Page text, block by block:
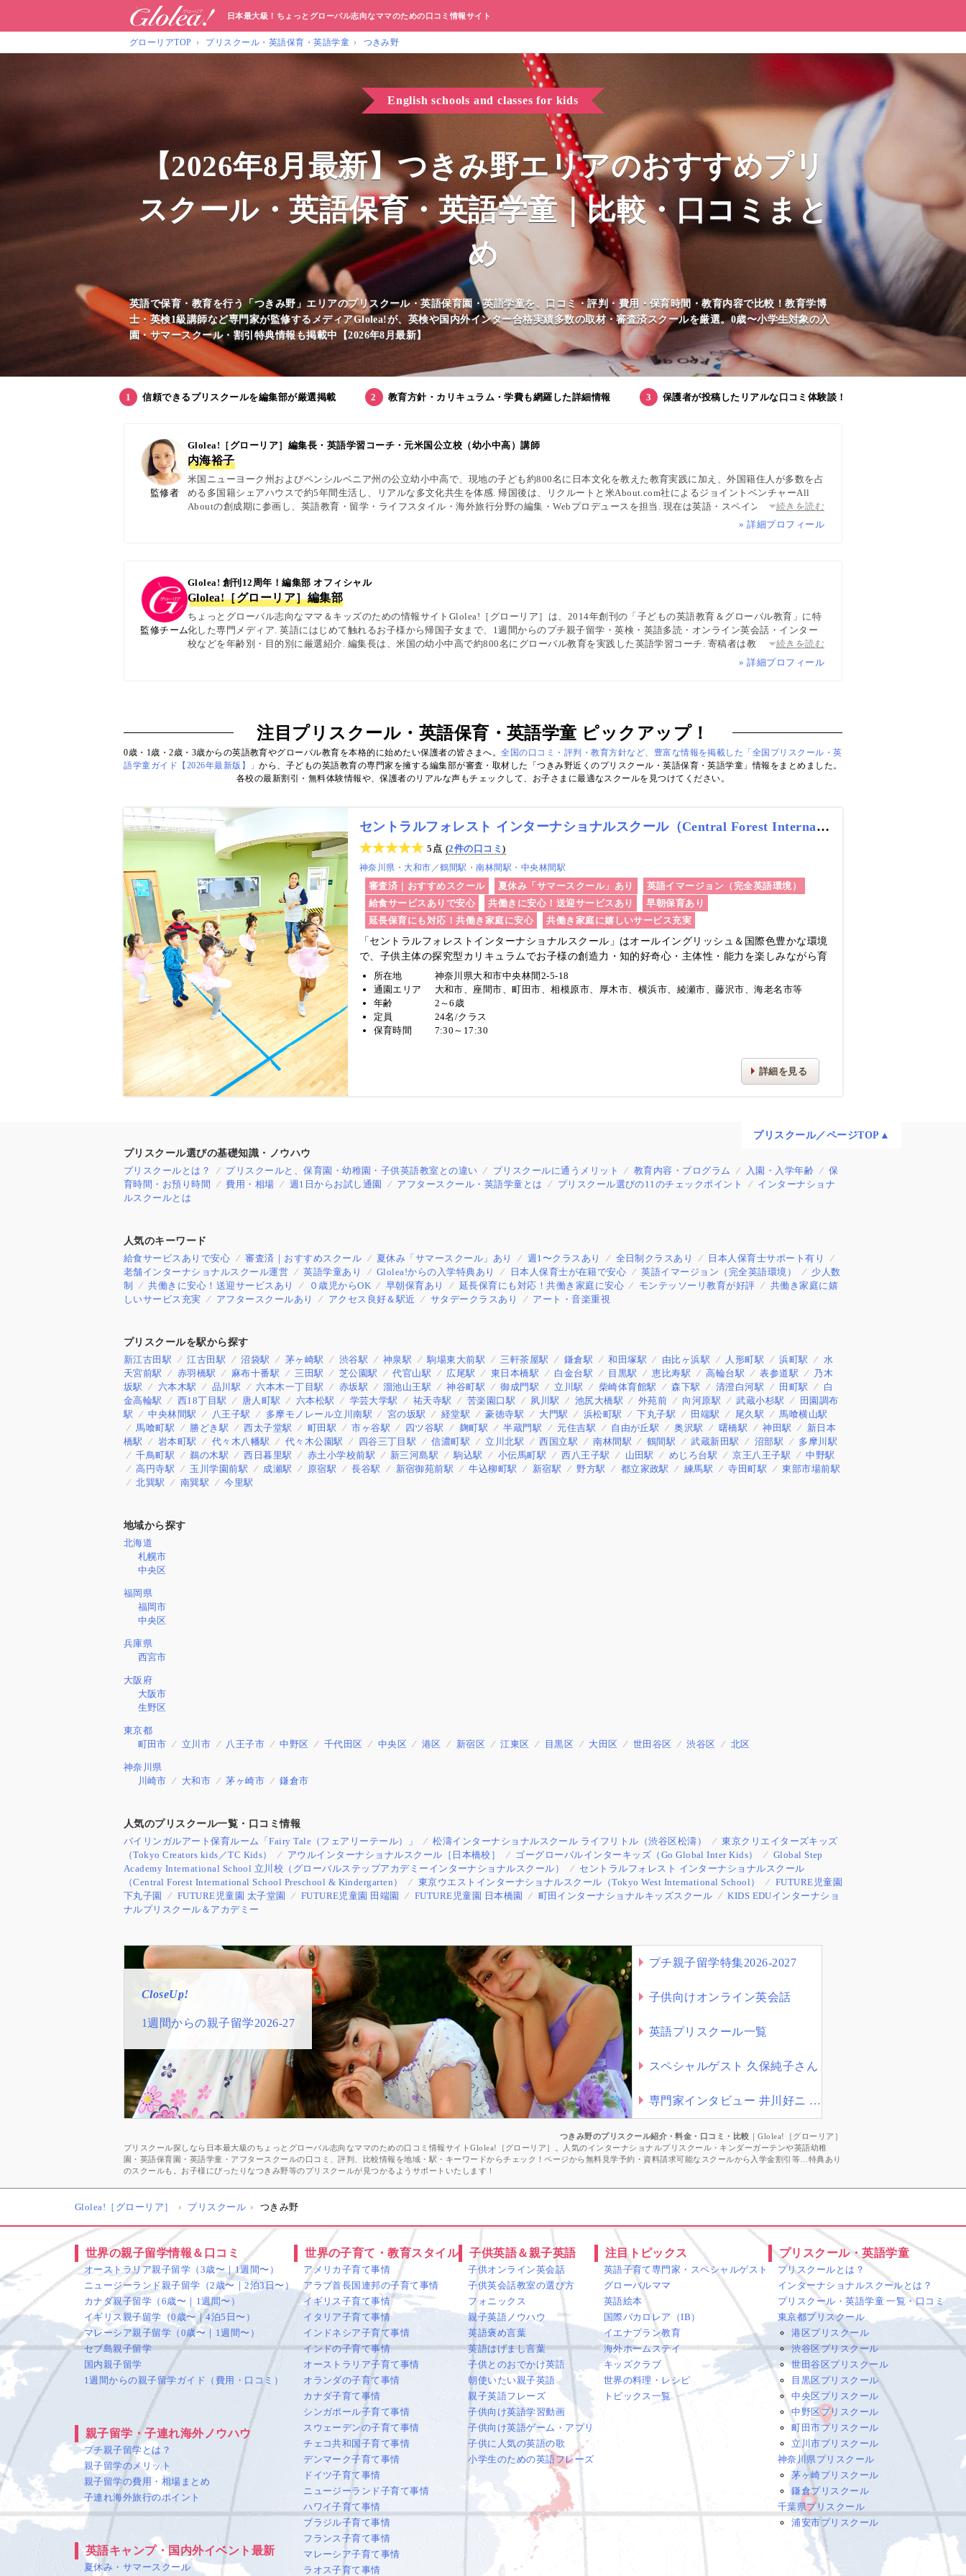
日本最大級！ちょっとグローバル志向なママのための口コミ情報サイト
グローリアTOP プリスクール・英語保育・英語学童 つきみ野
English schools and classes for kids
【2026年8月最新】つきみ野エリアのおすすめプリ
スクール・英語保育・英語学童｜比較・口コミまと
め
英語で保育・教育を行う「つきみ野」エリアのプリスクール・英語保育園・英語学童を、口コミ・評判・費用・保育時間・教育内容で比較！教育学博
士・英検1級講師など専門家が監修するメディアGlolea!が、英検や国内外インター合格実績多数の取材・審査済スクールを厳選。0歳〜小学生対象の入
園・サマースクール・割引特典情報も掲載中【2026年8月最新】
信頼できるプリスクールを編集部が厳選掲載 教育方針・カリキュラム・学費も網羅した詳細情報 保護者が投稿したリアルな口コミ体験談！
監修者
Glolea!［グローリア］編集長・英語学習コーチ・元米国公立校（幼小中高）講師
内海裕子
米国ニューヨーク州およびペンシルベニア州の公立幼小中高で、現地の子ども約800名に日本文化を教えた教育実践に加え、外国籍住人が多数を占
める多国籍シェアハウスで約5年間生活し、リアルな多文化共生を体感. 帰国後は、リクルートと米About.com社によるジョイントベンチャーAll
Aboutの創成期に参画し、英語教育・留学・ライフスタイル・海外旅行分野の編集・Webプロデュースを担当. 現在は英語・スペイン語・中国語・
日本語の4言語を駆使し、世界中の女性や母親と対話・取材を継続. 親子留学、バイリンガル育児、おうち英語、子どもオンライン英会話に関する
続きを読む
» 詳細プロフィール
監修チーム
Glolea! 創刊12周年！編集部 オフィシャル
Glolea!［グローリア］編集部
ちょっとグローバル志向なママ＆キッズのための情報サイトGlolea!［グローリア］は、2014年創刊の「子どもの英語教育＆グローバル教育」に特
化した専門メディア. 英語にはじめて触れるお子様から帰国子女まで、1週間からのプチ親子留学・英検・英語多読・オンライン英会話・インター
校などを年齢別・目的別に厳選紹介. 編集長は、米国の幼小中高で約800名にグローバル教育を実践した英語学習コーチ. 寄稿者は教育学博士、イン
ター校経営者、子ども向けの英検1級・TOEIC・TOEFL・IELTS指導者、海外で子育て中のワーキングママなど多様な専門家が多数. 日経・AERA
続きを読む
» 詳細プロフィール
注目プリスクール・英語保育・英語学童 ピックアップ！
0歳・1歳・2歳・3歳からの英語教育やグローバル教育を本格的に始めたい保護者の皆さまへ。全国の口コミ・評判・教育方針など、豊富な情報を掲載した「全国プリスクール・英
語学童ガイド【2026年最新版】」から、子どもの英語教育の専門家を擁する編集部が審査・取材した「つきみ野近くのプリスクール・英語保育・英語学童」情報をまとめました。
各校の最新割引・無料体験情報や、保護者のリアルな声もチェックして、お子さまに最適なスクールを見つけてください。
セントラルフォレスト インターナショナルスクール（Central Forest International School Preschool & Kindergarten）
5点 2件の口コミ
神奈川県 大和市 ／鶴間駅 南林間駅 中央林間駅
審査済｜おすすめスクール 夏休み「サマースクール」あり
英語イマージョン（完全英語環境）
給食サービスありで安心
共働きに安心！送迎サービスあり
早朝保育あり
延長保育にも対応！共働き家庭に安心
共働き家庭に嬉しいサービス充実
「セントラルフォレストインターナショナルスクール」はオールイングリッシュ＆国際色豊かな環境
で、子供主体の探究型カリキュラムでお子様の創造力・知的好奇心・主体性・能力を楽しみながら育
むプリスクール・キンダーガーテンです。
所在地
神奈川県大和市中央林間2-5-18
通園エリア
大和市、座間市、町田市、相模原市、厚木市、横浜市、綾瀬市、藤沢市、海老名市等
年齢
2～6歳
定員
24名/クラス
保育時間
7:30～17:30
詳細を見る
プリスクール／ページTOP▲
プリスクール選びの基礎知識・ノウハウ
プリスクールとは？
プリスクールと、保育園・幼稚園・子供英語教室との違い プリスクールに通うメリット 教育内容・プログラム 入園・入学年齢
保
育時間・お預り時間
費用・相場 週1日からお試し通園 アフタースクール・英語学童とは プリスクール選びの11のチェックポイント
インターナショナ
ルスクールとは
人気のキーワード
給食サービスありで安心
審査済｜おすすめスクール 夏休み「サマースクール」あり 週1〜クラスあり 全日制クラスあり
日本人保育士サポート有り
老舗インターナショナルスクール運営
英語学童あり Glolea!からの入学特典あり 日本人保育士が在籍で安心 英語イマージョン（完全英語環境）
少人数
制
共働きに安心！送迎サービスあり ０歳児からOK 早朝保育あり 延長保育にも対応！共働き家庭に安心 モンテッソーリ教育が好評
共働き家庭に嬉
しいサービス充実
アフタースクールあり アクセス良好＆駅近 サタデークラスあり アート・音楽重視
プリスクールを駅から探す
新江古田駅
江古田駅 沼袋駅 茅ヶ崎駅 渋谷駅 神泉駅 駒場東大前駅 三軒茶屋駅 鎌倉駅 和田塚駅 由比ヶ浜駅 人形町駅 浜町駅
水
天宮前駅
赤羽橋駅 麻布十番駅 三田駅 芝公園駅 代官山駅 広尾駅 東日本橋駅 白金台駅 目黒駅 恵比寿駅 高輪台駅 表参道駅
乃木
坂駅
六本木駅 品川駅 六本木一丁目駅 赤坂駅 溜池山王駅 神谷町駅 御成門駅 立川駅 柴崎体育館駅 森下駅 清澄白河駅 田町駅
白
金高輪駅
西18丁目駅 唐人町駅 六本松駅 学芸大学駅 祐天寺駅 苦楽園口駅 夙川駅 池尻大橋駅 外苑前 向河原駅 武蔵小杉駅
田園調布
駅
中央林間駅 八王子駅 多摩モノレール立川南駅 宮の坂駅 経堂駅 豪徳寺駅 大門駅 浜松町駅 下丸子駅 田端駅 尾久駅
馬喰横山駅
馬喰町駅
勝どき駅 西太子堂駅 町田駅 市ヶ谷駅 四ツ谷駅 麹町駅 半蔵門駅 元住吉駅 自由が丘駅 奥沢駅 曙橋駅 神田駅
新日本
橋駅
岩本町駅 代々木八幡駅 代々木公園駅 四谷三丁目駅 信濃町駅 立川北駅 西国立駅 南林間駅 鶴間駅 武蔵新田駅 沼部駅
多摩川駅
千鳥町駅
鵜の木駅 西日暮里駅 赤土小学校前駅 新三河島駅 駒込駅 小伝馬町駅 西八王子駅 山田駅 めじろ台駅 京王八王子駅
中野駅
高円寺駅
玉川学園前駅 成瀬駅 原宿駅 長谷駅 新宿御苑前駅 牛込柳町駅 新宿駅 野方駅 都立家政駅 練馬駅 寺田町駅
東部市場前駅
北巽駅
南巽駅 今里駅
地域から探す
北海道
札幌市
中央区
福岡県
福岡市
中央区
兵庫県
西宮市
大阪府
大阪市
生野区
東京都
町田市
立川市 八王子市 中野区 千代田区 中央区 港区 新宿区 江東区 目黒区 大田区 世田谷区 渋谷区 北区
神奈川県
川崎市
大和市 茅ヶ崎市 鎌倉市
人気のプリスクール一覧・口コミ情報
バイリンガルアート保育ルーム「Fairy Tale（フェアリーテール）」
松濤インターナショナルスクール ライフリトル（渋谷区松濤）
東京クリエイターズキッズ
（Tokyo Creators kids／TC Kids）
アウルインターナショナルスクール［日本橋校］ ゴーグローバルインターキッズ（Go Global Inter Kids）
Global Step
Academy International School 立川校（グローバルステップアカデミーインターナショナルスクール）
セントラルフォレスト インターナショナルスクール
（Central Forest International School Preschool & Kindergarten）
東京ウエストインターナショナルスクール（Tokyo West International School）
FUTURE児童園
下丸子園
FUTURE児童園 太子堂園 FUTURE児童園 田端園 FUTURE児童園 日本橋園 町田インターナショナルキッズスクール
KIDS EDUインターナショ
ナルプリスクール＆アカデミー
CloseUp!
1週間からの親子留学2026-27
プチ親子留学特集2026-2027
CloseUp!
子供向けオンライン英会話
子供向けオンライン英会話
CloseUp!
おすすめ★英語プリスクール一覧
英語プリスクール一覧
CloseUp!
スペシャルゲストメッセージ
久保純子さん
スペシャルゲスト 久保純子さん
CloseUp!
井川好ニ 教育学博士インタビュー
幼少期に海外経験をする良さ
専門家インタビュー 井川好ニ 教育学博士
つきみ野のプリスクール紹介・料金・口コミ・比較 ｜Glolea!［グローリア］
プリスクール探しなら日本最大級のちょっとグローバル志向なママのための口コミ情報サイトGlolea!［グローリア］。人気のインターナショナルプリスクール・キンダーガーテンや英語幼稚
園・英語保育園・英語学童・アフタースクールの口コミ、評判、比較情報を地域・駅・キーワードからチェック！ページから無料見学予約・資料請求可能なスクールから入学金割引等…特典あり
のスクールも。お子様にぴったりなつきみ野等のプリスクールが見つかるようサポートいたします！
Glolea!［グローリア］ プリスクール つきみ野
世界の親子留学情報＆口コミ
オーストラリア親子留学（3歳〜｜1週間〜）
ニュージーランド親子留学（2歳〜｜2泊3日〜）
カナダ親子留学（6歳〜｜1週間〜）
イギリス親子留学（0歳〜｜4泊5日〜）
マレーシア親子留学（0歳〜｜1週間〜）
セブ島親子留学
国内親子留学
1週間からの親子留学ガイド（費用・口コミ）
親子留学・子連れ海外ノウハウ
プチ親子留学とは？
親子留学のメリット
親子留学の費用・相場まとめ
子連れ海外旅行のポイント
英語キャンプ・国内外イベント最新
夏休み・サマースクール
世界の子育て・教育スタイル
アメリカ子育て事情
アラブ首長国連邦の子育て事情
イギリス子育て事情
イタリア子育て事情
インドネシア子育て事情
インドの子育て事情
オーストラリア子育て事情
オランダの子育て事情
カナダ子育て事情
シンガポール子育て事情
スウェーデンの子育て事情
チェコ共和国子育て事情
デンマーク子育て事情
ドイツ子育て事情
ニュージーランド子育て事情
ハワイ子育て事情
ブラジル子育て事情
フランス子育て事情
マレーシア子育て事情
ラオス子育て事情
子供英語＆親子英語
子供オンライン英会話
子供英会話教室の選び方
フォニックス
親子英語ノウハウ
英語褒め言葉
英語はげまし言葉
子供とのおでかけ英語
朝使いたい親子英語
親子英語フレーズ
子供向け英語学習動画
子供向け英語ゲーム・アプリ
子供に人気の英語の歌
小学生のための英語フレーズ
注目トピックス
英語子育て専門家・スペシャルゲスト
グローバルママ
英語絵本
国際バカロレア（IB）
イエナプラン教育
海外ホームステイ
キッズクラブ
世界の料理・レシピ
トピックス一覧
プリスクール・英語学童
プリスクールとは？
インターナショナルスクールとは？
プリスクール・英語学童 一覧・口コミ
東京都プリスクール
港区プリスクール
渋谷区プリスクール
世田谷区プリスクール
目黒区プリスクール
中央区プリスクール
中野区プリスクール
町田市プリスクール
立川市プリスクール
神奈川県プリスクール
茅ヶ崎プリスクール
鎌倉プリスクール
千葉県プリスクール
浦安市プリスクール